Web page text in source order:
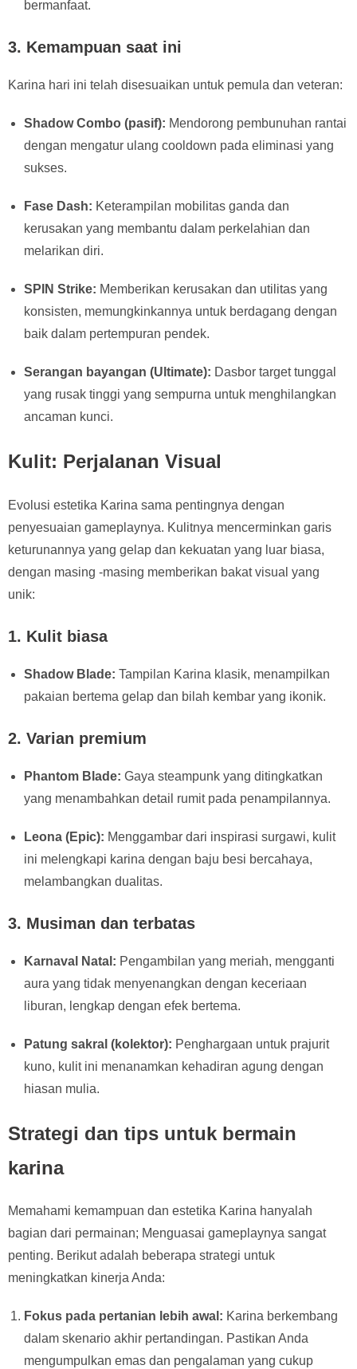
bermanfaat.
3. Kemampuan saat ini
Karina hari ini telah disesuaikan untuk pemula dan veteran:
Shadow Combo (pasif): Mendorong pembunuhan rantai
dengan mengatur ulang cooldown pada eliminasi yang
sukses.
Fase Dash: Keterampilan mobilitas ganda dan
kerusakan yang membantu dalam perkelahian dan
melarikan diri.
SPIN Strike: Memberikan kerusakan dan utilitas yang
konsisten, memungkinkannya untuk berdagang dengan
baik dalam pertempuran pendek.
Serangan bayangan (Ultimate): Dasbor target tunggal
yang rusak tinggi yang sempurna untuk menghilangkan
ancaman kunci.
Kulit: Perjalanan Visual
Evolusi estetika Karina sama pentingnya dengan
penyesuaian gameplaynya. Kulitnya mencerminkan garis
keturunannya yang gelap dan kekuatan yang luar biasa,
dengan masing -masing memberikan bakat visual yang
unik:
1. Kulit biasa
Shadow Blade: Tampilan Karina klasik, menampilkan
pakaian bertema gelap dan bilah kembar yang ikonik.
2. Varian premium
Phantom Blade: Gaya steampunk yang ditingkatkan
yang menambahkan detail rumit pada penampilannya.
Leona (Epic): Menggambar dari inspirasi surgawi, kulit
ini melengkapi karina dengan baju besi bercahaya,
melambangkan dualitas.
3. Musiman dan terbatas
Karnaval Natal: Pengambilan yang meriah, mengganti
aura yang tidak menyenangkan dengan keceriaan
liburan, lengkap dengan efek bertema.
Patung sakral (kolektor): Penghargaan untuk prajurit
kuno, kulit ini menanamkan kehadiran agung dengan
hiasan mulia.
Strategi dan tips untuk bermain
karina
Memahami kemampuan dan estetika Karina hanyalah
bagian dari permainan; Menguasai gameplaynya sangat
penting. Berikut adalah beberapa strategi untuk
meningkatkan kinerja Anda:
Fokus pada pertanian lebih awal: Karina berkembang
dalam skenario akhir pertandingan. Pastikan Anda
mengumpulkan emas dan pengalaman yang cukup